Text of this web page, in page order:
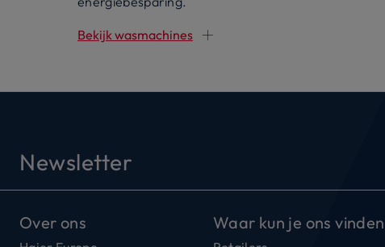
Bekijk wasmachines
Newsletter
Over ons Waar kun je ons vinden